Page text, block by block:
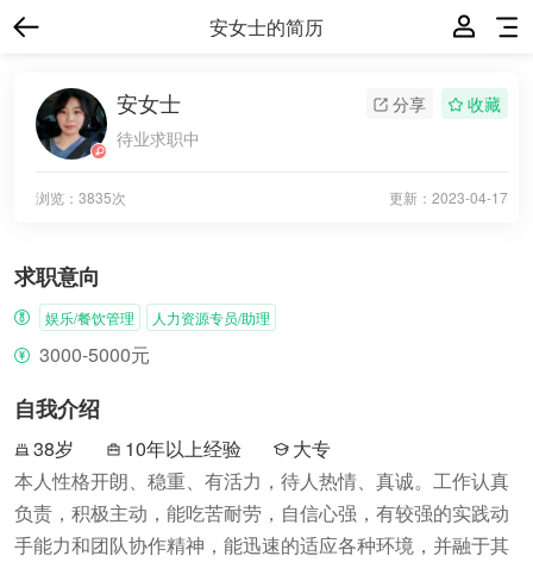
安女士的简历
分享 收藏
安女士
待业求职中
更新： 2023-04-17
浏览：3835次
求职意向
娱乐/餐饮管理 人力资源专员/助理
3000-5000元
自我介绍
38岁 10年以上经验
大专
本人性格开朗、稳重、有活力，待人热情、真诚。工作认真
负责，积极主动，能吃苦耐劳，自信心强，有较强的实践动
手能力和团队协作精神，能迅速的适应各种环境，并融于其